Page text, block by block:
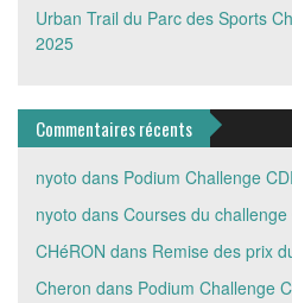
Urban Trail du Parc des Sports
2025
Commentaires récents
nyoto dans Podium Challenge
nyoto dans Courses du
CHéRON dans Remise des prix
Cheron dans Podium Challenge